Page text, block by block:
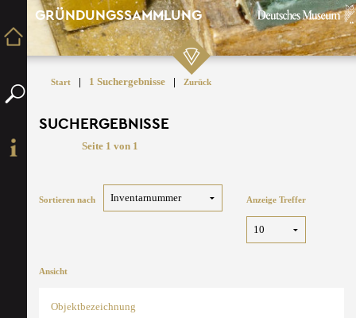
GRÜNDUNGSSAMMLUNG
Start | 1 Suchergebnisse | Zurück
SUCHERGEBNISSE
Seite 1 von 1
Sortieren nach Anzeige Treffer
Ansicht
Objektbezeichnung